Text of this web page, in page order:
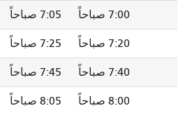
7:00 صباحاً 7:05 صباحاً
7:20 صباحاً 7:25 صباحاً
7:40 صباحاً 7:45 صباحاً
8:00 صباحاً 8:05 صباحاً